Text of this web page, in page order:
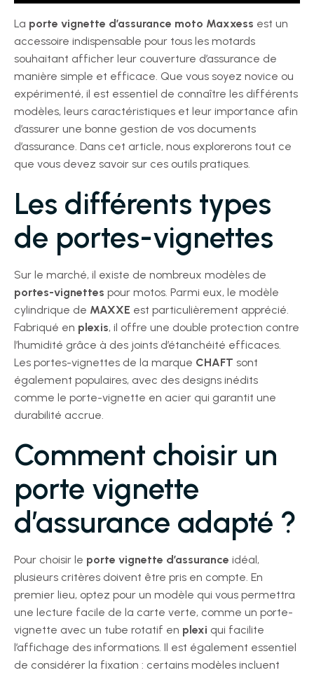
La porte vignette d’assurance moto Maxxess est un
accessoire indispensable pour tous les motards
souhaitant afficher leur couverture d’assurance de
manière simple et efficace. Que vous soyez novice ou
expérimenté, il est essentiel de connaître les différents
modèles, leurs caractéristiques et leur importance afin
d’assurer une bonne gestion de vos documents
d’assurance. Dans cet article, nous explorerons tout ce
que vous devez savoir sur ces outils pratiques.
Les différents types
de portes-vignettes
Sur le marché, il existe de nombreux modèles de
portes-vignettes pour motos. Parmi eux, le modèle
cylindrique de MAXXE est particulièrement apprécié.
Fabriqué en plexis, il offre une double protection contre
l’humidité grâce à des joints d’étanchéité efficaces.
Les portes-vignettes de la marque CHAFT sont
également populaires, avec des designs inédits
comme le porte-vignette en acier qui garantit une
durabilité accrue.
Comment choisir un
porte vignette
d’assurance adapté ?
Pour choisir le porte vignette d’assurance idéal,
plusieurs critères doivent être pris en compte. En
premier lieu, optez pour un modèle qui vous permettra
une lecture facile de la carte verte, comme un porte-
vignette avec un tube rotatif en plexi qui facilite
l’affichage des informations. Il est également essentiel
de considérer la fixation : certains modèles incluent